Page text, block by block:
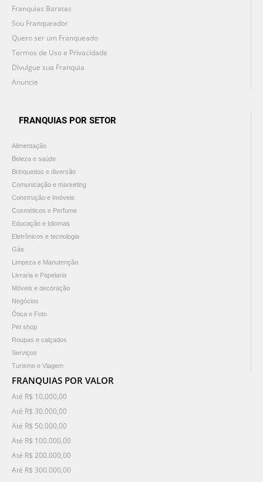
Franquias Baratas
Sou Franqueador
Quero ser um Franqueado
Termos de Uso e Privacidade
Divulgue sua Franquia
Anuncie
FRANQUIAS POR SETOR
Alimentação
Beleza e saúde
Brinquedos e diversão
Comunicação e marketing
Construção e Imóveis
Cosméticos e Perfume
Educação e Idiomas
Eletrônicos e tecnologia
Gás
Limpeza e Manutenção
Livraria e Papelaria
Móveis e decoração
Negócios
Ótica e Foto
Pet shop
Roupas e calçados
Serviços
Turismo e Viagem
FRANQUIAS POR VALOR
Até R$ 10.000,00
Até R$ 30.000,00
Até R$ 50.000,00
Até R$ 100.000,00
Até R$ 200.000,00
Até R$ 300.000,00